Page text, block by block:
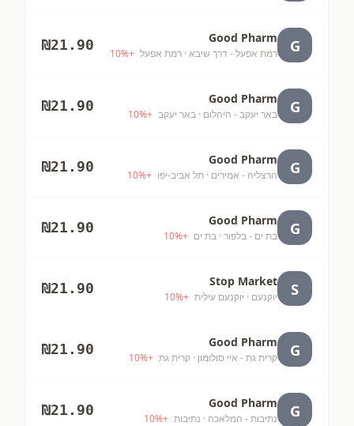
G
Good Pharm
רמת אפעל - דרך שיבא · רמת אפעל +
10%
₪21.90
G
Good Pharm
באר יעקב - היהלום · באר יעקב +
10%
₪21.90
G
Good Pharm
הרצליה - אמירים · תל אביב-יפו +
10%
₪21.90
G
Good Pharm
בת ים - בלפור · בת ים +
10%
₪21.90
S
Stop Market
יוקנעם · יוקנעם עילית +
10%
₪21.90
G
Good Pharm
קרית גת - איי סולומון · קרית גת +
10%
₪21.90
G
Good Pharm
נתיבות - המלאכה · נתיבות +
10%
₪21.90